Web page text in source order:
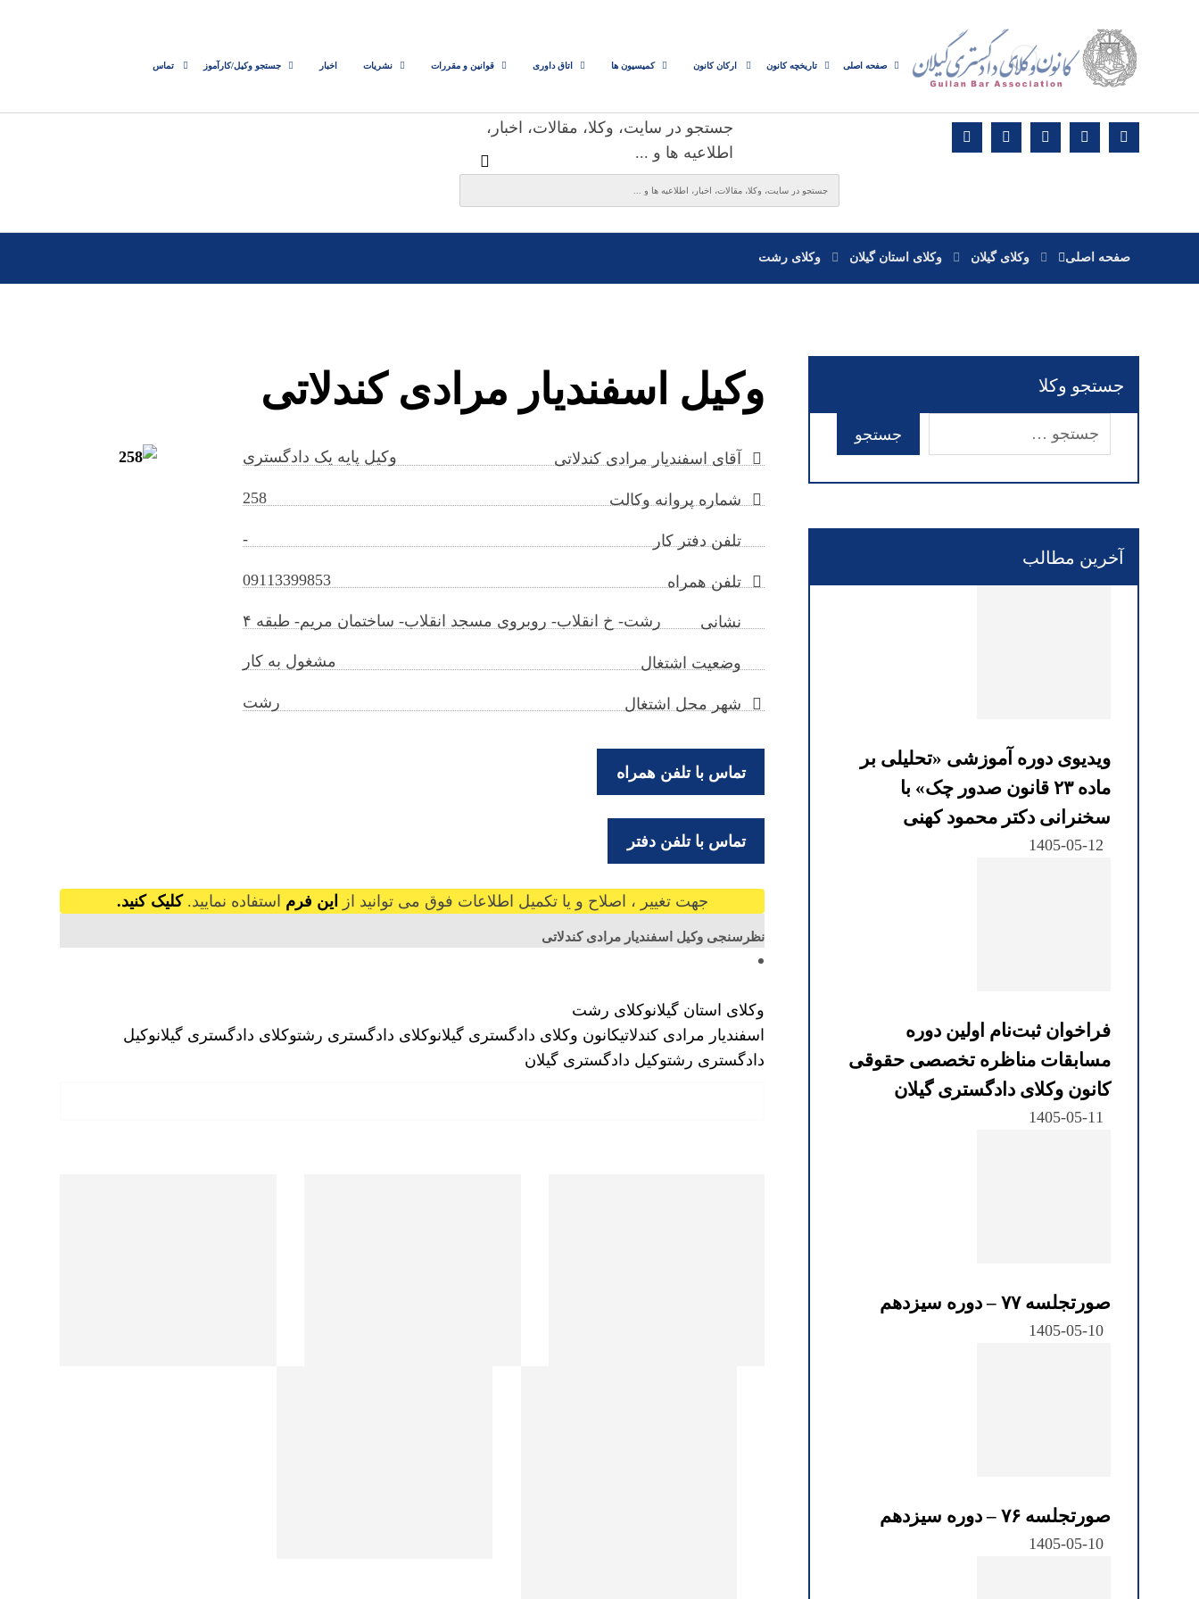
صفحه اصلی تاریخچه کانون ارکان کانون کمیسیون ها اتاق داوری قوانین و مقررات نشریات اخبار جستجو وکیل/کارآموز تماس
جستجو در سایت، وکلا، مقالات، اخبار،
اطلاعیه ها و ...
صفحه اصلی وکلای گیلان وکلای استان گیلان وکلای رشت
وکیل اسفندیار مرادی کندلاتی
آقای اسفندیار مرادی کندلاتی وکیل پایه یک دادگستری
شماره پروانه وکالت 258
تلفن دفتر کار -
تلفن همراه 09113399853
نشانی رشت- خ انقلاب- روبروی مسجد انقلاب- ساختمان مریم- طبقه ۴
وضعیت اشتغال مشغول به کار
شهر محل اشتغال رشت
تماس با تلفن همراه
تماس با تلفن دفتر
جهت تغییر ، اصلاح و یا تکمیل اطلاعات فوق می توانید از این فرم استفاده نمایید. کلیک کنید.
نظرسنجی وکیل اسفندیار مرادی کندلاتی
وکلای استان گیلانوکلای رشت
اسفندیار مرادی کندلاتیکانون وکلای دادگستری گیلانوکلای دادگستری رشتوکلای دادگستری گیلانوکیل
دادگستری رشتوکیل دادگستری گیلان
جستجو وکلا
آخرین مطالب
ویدیوی دوره آموزشی «تحلیلی بر
ماده ۲۳ قانون صدور چک» با
سخنرانی دکتر محمود کهنی
1405-05-12
فراخوان ثبت‌نام اولین دوره
مسابقات مناظره تخصصی حقوقی
کانون وکلای دادگستری گیلان
1405-05-11
صورتجلسه ۷۷ – دوره سیزدهم
1405-05-10
صورتجلسه ۷۶ – دوره سیزدهم
1405-05-10